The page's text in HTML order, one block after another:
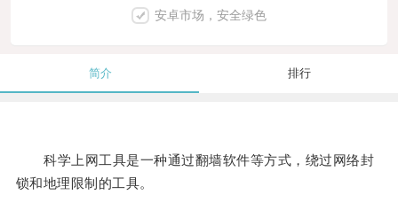
安卓市场，安全绿色
简介 排行
科学上网工具是一种通过翻墙软件等方式，绕过网络封
锁和地理限制的工具。